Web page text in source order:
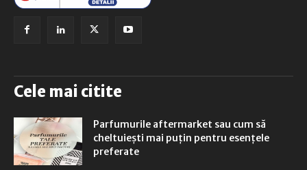
Cele mai citite
Parfumurile aftermarket sau cum să
cheltuiești mai puțin pentru esențele
preferate